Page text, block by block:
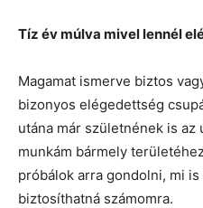
Tíz év múlva mivel lennél
Magamat ismerve biztos
bizonyos elégedettség
utána már születnének is
munkám bármely
próbálok arra gondolni, mi
biztosíthatná számomra.